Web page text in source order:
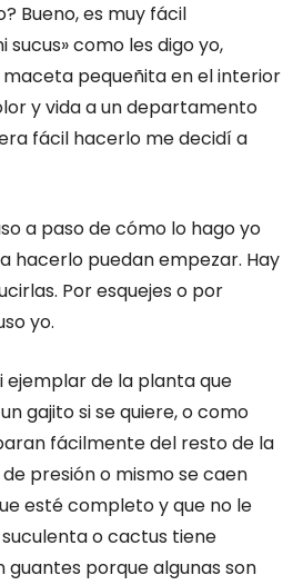
Bueno, es muy fácil
sucus» como les digo yo,
maceta pequeñita en el interior
y vida a un departamento
fácil hacerlo me decidí a
a paso de cómo lo hago yo
hacerlo puedan empezar. Hay
Por esquejes o por
yo.
ejemplar de la planta que
gajito si se quiere, o como
fácilmente del resto de la
presión o mismo se caen
esté completo y que no le
o cactus tiene
guantes porque algunas son